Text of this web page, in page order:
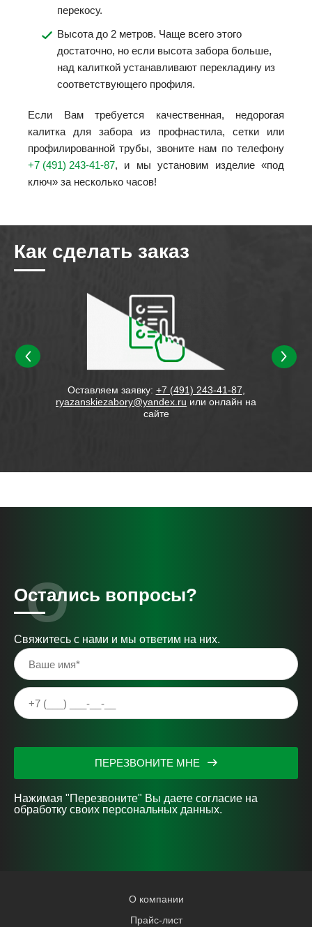
перекосу.
Высота до 2 метров. Чаще всего этого
достаточно, но если высота забора больше,
над калиткой устанавливают перекладину из
соответствующего профиля.
Если Вам требуется качественная, недорогая
калитка для забора из профнастила, сетки или
профилированной трубы, звоните нам по телефону
+7 (491) 243-41-87, и мы установим изделие «под
ключ» за несколько часов!
Как сделать заказ
Оставляем заявку: +7 (491) 243-41-87
ryazanskiezabory@yandex.ru или онлайн на
сайте
Остались вопросы?
Свяжитесь с нами и мы ответим на них.
ПЕРЕЗВОНИТЕ МНЕ
Нажимая "Перезвоните" Вы даете согласие на
обработку своих персональных данных.
О компании
Прайс-лист